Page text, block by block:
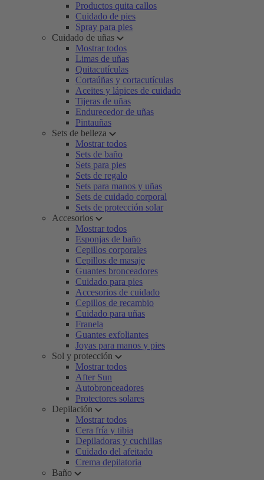
Productos quita callos
Cuidado de pies
Spray para pies
Cuidado de uñas
Mostrar todos
Limas de uñas
Quitacutículas
Cortaúñas y cortacutículas
Aceites y lápices de cuidado
Tijeras de uñas
Endurecedor de uñas
Pintauñas
Sets de belleza
Mostrar todos
Sets de baño
Sets para pies
Sets de regalo
Sets para manos y uñas
Sets de cuidado corporal
Sets de protección solar
Accesorios
Mostrar todos
Esponjas de baño
Cepillos corporales
Cepillos de masaje
Guantes bronceadores
Cuidado para pies
Accesorios de cuidado
Cepillos de recambio
Cuidado para uñas
Franela
Guantes exfoliantes
Joyas para manos y pies
Sol y protección
Mostrar todos
After Sun
Autobronceadores
Protectores solares
Depilación
Mostrar todos
Cera fría y tibia
Depiladoras y cuchillas
Cuidado del afeitado
Crema depilatoria
Baño